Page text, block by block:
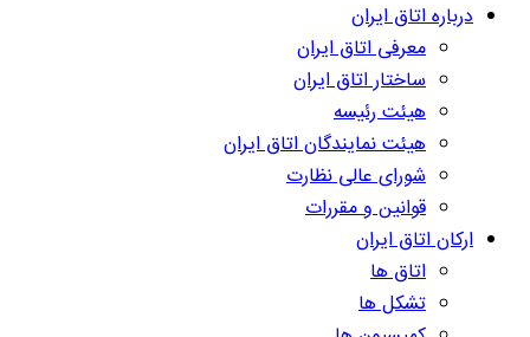
درباره اتاق ایران
معرفی اتاق ایران
ساختار اتاق ایران
هیئت رئیسه
هیئت نمایندگان اتاق ایران
شورای عالی نظارت
قوانین و مقررات
ارکان اتاق ایران
اتاق ها
تشکل ها